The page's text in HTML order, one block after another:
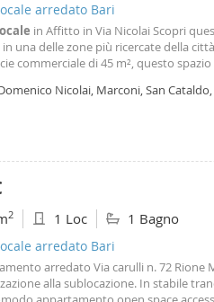
arredato Bari
in Affitto in Via Nicolai Scopri
una delle zone più ricercate della
commerciale di 45 m², questo
con la cameretta e il bagno
Nicolai, Marconi, San
2 1 Loc 1 Bagno
arredato Bari
arredato Via carulli n. 72 Rione
alla sublocazione. In stabile